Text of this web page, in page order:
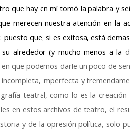
que hay en mí tomó la palabra y
merecen nuestra atención en la
que, si es exitosa, está
alrededor (y mucho menos a la
que podemos darle un poco de
imperfecta y
teatral, como lo es la
en estos archivos de teatro, el
y de la opresión política, solo